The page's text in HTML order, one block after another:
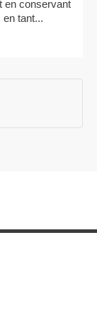
en conservant
tant...